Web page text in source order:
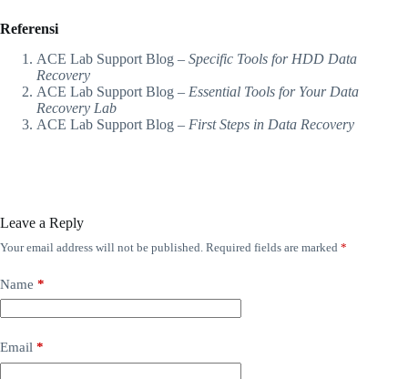
Referensi
ACE Lab Support Blog – Specific Tools for HDD Data
Recovery
ACE Lab Support Blog – Essential Tools for Your Data
Recovery Lab
ACE Lab Support Blog – First Steps in Data Recovery
Leave a Reply
Your email address will not be published. Required fields are marked *
Name *
Email *